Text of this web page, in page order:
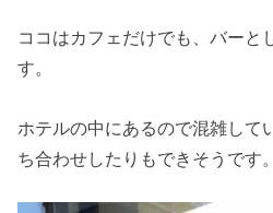
ココはカフェだけでも、バーと
す。
ホテルの中にあるので混雑して
ち合わせしたりもできそうです。